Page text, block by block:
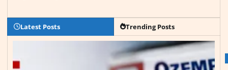
Latest Posts Trending Posts